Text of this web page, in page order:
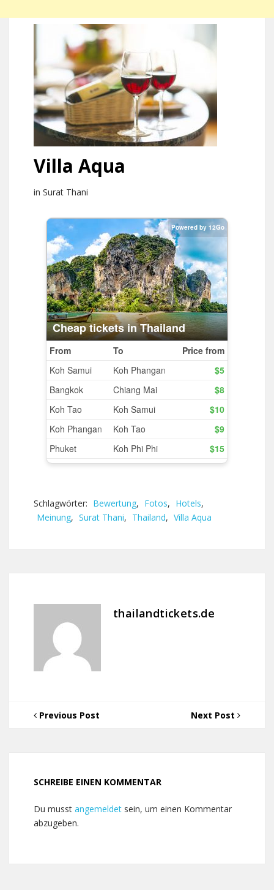
Villa Aqua
in Surat Thani
Schlagwörter: Bewertung, Fotos, Hotels,
Meinung, Surat Thani, Thailand, Villa Aqua
thailandtickets.de
Previous Post Next Post
SCHREIBE EINEN KOMMENTAR
Du musst angemeldet sein, um einen Kommentar
abzugeben.